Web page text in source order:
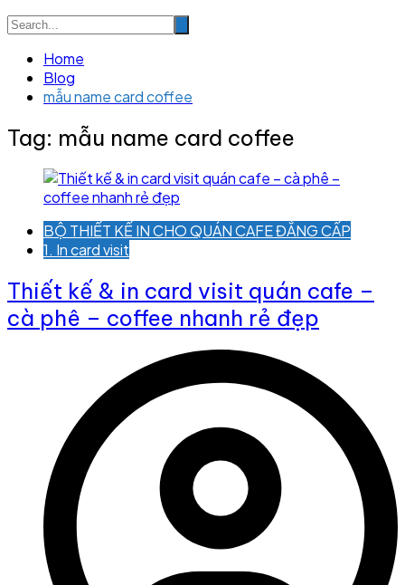
Home
Blog
mẫu name card coffee
Tag: mẫu name card coffee
BỘ THIẾT KẾ IN CHO QUÁN CAFE ĐẲNG CẤP
1. In card visit
Thiết kế & in card visit quán cafe –
cà phê – coffee nhanh rẻ đẹp